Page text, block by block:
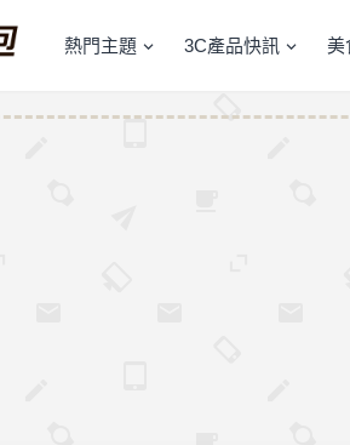
熱門主題 3C產品快訊 美